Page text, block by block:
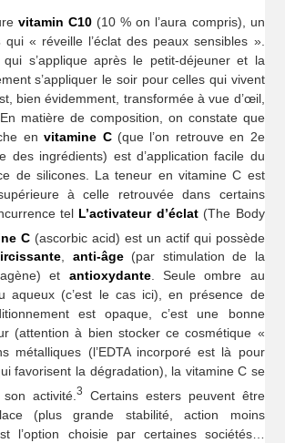
vitamin C10 (10 % on l’aura compris), un
qui « réveille l’éclat des peaux sensibles ».
s’applique après le petit-déjeuner et la
s’appliquer le soir pour celles qui vivent
bien évidemment, transformée à vue d’œil,
matière de composition, on constate que
envitamine C(que l’on retrouve en 2e
des ingrédients) est d’application facile du
de silicones. La teneur en vitamine C est
à celle retrouvée dans certains
tel L’activateur d’éclat(The Body
C (ascorbic acid) est un actif qui possède
, anti-âge(par stimulation de la
et antioxydante. Seule ombre au
aqueux (c’est le cas ici), en présence de
est opaque, c’est une bonne
(attention à bien stocker ce cosmétique «
métalliques (l’EDTA incorporé est là pour
favorisent la dégradation), la vitamine C se
activité. 3
Certains esters peuvent être
(plus grande stabilité, action moins
l’option choisie par certaines sociétés…